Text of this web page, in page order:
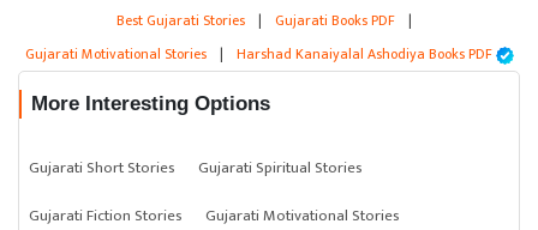
Best Gujarati Stories | Gujarati Books PDF |
Gujarati Motivational Stories | Harshad Kanaiyalal Ashodiya Books PDF
More Interesting Options
Gujarati Short Stories
Gujarati Spiritual Stories
Gujarati Fiction Stories
Gujarati Motivational Stories